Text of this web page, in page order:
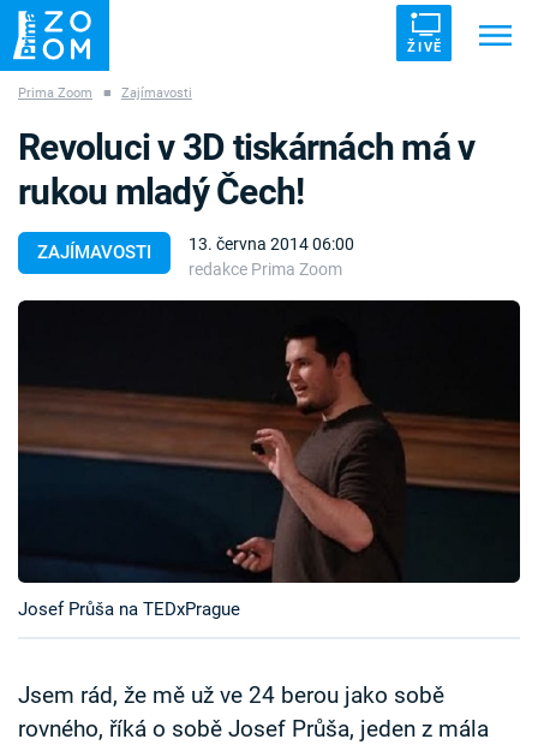
ŽIVĚ
ZÁHADY VETŘELCI DÁVNOVĚKU
Témata
Pořady
Časopis
Sledujte prima+
Přihlášení
Prima Zoom ■ Zajímavosti
ZAJÍMAVOSTI
13. června 2014 06:00
redakce Prima Zoom
Revoluci v 3D tiskárnách má v
rukou mladý Čech!
Josef Průša na TEDxPrague
Jsem rád, že mě už ve 24 berou jako sobě
rovného, říká o sobě Josef Průša, jeden z mála